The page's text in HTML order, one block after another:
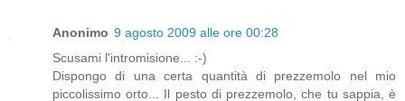
Anonimo 9 agosto 2009 alle ore 00:28
Scusami l'intromisione... :-)
Dispongo di una certa quantità di prezzemolo nel mio
piccolissimo orto... Il pesto di prezzemolo, che tu sappia, è